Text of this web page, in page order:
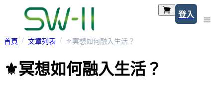
登入
首頁 文章列表 ⚜冥想如何融入生活？
⚜冥想如何融入生活？